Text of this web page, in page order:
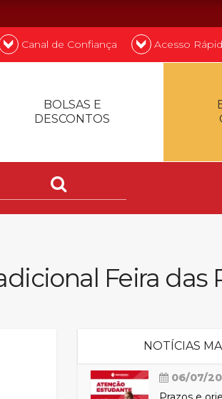
de pontualidade
acadêmico
Canal de Confiança Acesso
BOLSAS E
DESCONTOS
Feira das
NOTÍCIAS
06/07/